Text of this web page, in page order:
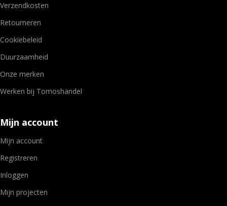
Verzendkosten
Retourneren
Cookiebeleid
Duurzaamheid
Onze merken
Werken bij Tomoshandel
Mijn account
Mijn account
Registreren
Inloggen
Mijn projecten